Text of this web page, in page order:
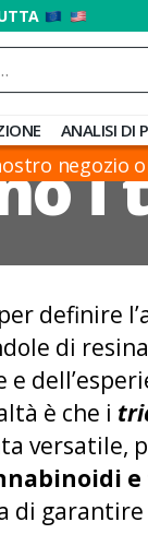
ANALISI DI
negozio
i
definire
di
e
è che i
versatile,
garantire